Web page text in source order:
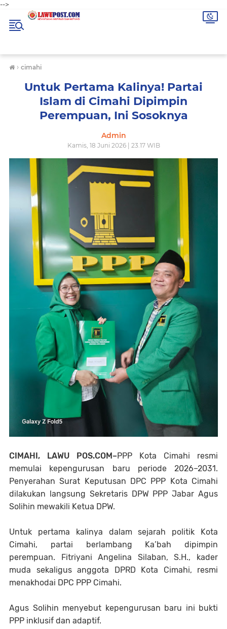
-->
› cimahi
Untuk Pertama Kalinya! Partai
Islam di Cimahi Dipimpin
Perempuan, Ini Sosoknya
Admin
Kamis, 18 Juni 2026 | 23.17 WIB
CIMAHI, LAWU POS.COM–PPP Kota Cimahi resmi
memulai kepengurusan baru periode 2026–2031.
Penyerahan Surat Keputusan DPC PPP Kota Cimahi
dilakukan langsung Sekretaris DPW PPP Jabar Agus
Solihin mewakili Ketua DPW.
Untuk pertama kalinya dalam sejarah politik Kota
Cimahi, partai berlambang Ka’bah dipimpin
perempuan. Fitriyani Angelina Silaban, S.H., kader
muda sekaligus anggota DPRD Kota Cimahi, resmi
menakhodai DPC PPP Cimahi.
Agus Solihin menyebut kepengurusan baru ini bukti
PPP inklusif dan adaptif.